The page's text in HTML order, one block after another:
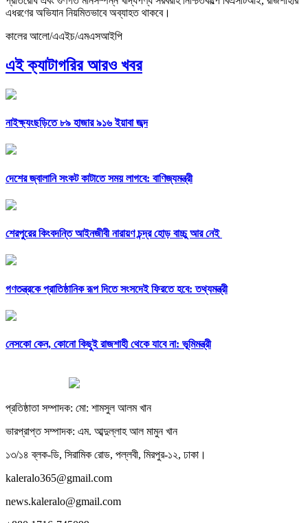
এধরণের অভিযান নিয়মিতভাবে অব্যাহত থাকবে।
কালের আলো/এএইচ/এমএসআইপি
এই ক্যাটাগরির আরও খবর
নাইক্ষ্যংছড়িতে ৮৯ হাজার ৯১৬ ইয়াবা জব্দ
দেশের জ্বালানি সংকট কাটাতে সময় লাগবে: বাণিজ্যমন্ত্রী
শেরপুরের কিংবদন্তি আইনজীবী নারায়ণ চন্দ্র হোড় বাচ্চু আর নেই
গণতন্ত্রকে প্রাতিষ্ঠানিক রূপ দিতে সংসদেই ফিরতে হবে: তথ্যমন্ত্রী
নেসকো কেন, কোনো কিছুই রাজশাহী থেকে যাবে না: ভূমিমন্ত্রী
প্রতিষ্ঠাতা সম্পাদক: মো: শামসুল আলম খান
ভারপ্রাপ্ত সম্পাদক: এম. আব্দুল্লাহ আল মামুন খান
১৩/১৪ ব্লক-ডি, সিরামিক রোড, পল্লবী, মিরপুর-১২, ঢাকা।
kaleralo365@gmail.com
news.kaleralo@gmail.com